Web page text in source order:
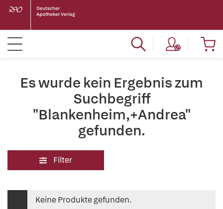
Es wurde kein Ergebnis zum
Suchbegriff
"Blankenheim,+Andrea"
gefunden.
Filter
Keine Produkte gefunden.